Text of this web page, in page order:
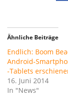
Ähnliche Beiträge
Endlich: Boom
Android-
-Tablets
16. Juni 2014
In "News"